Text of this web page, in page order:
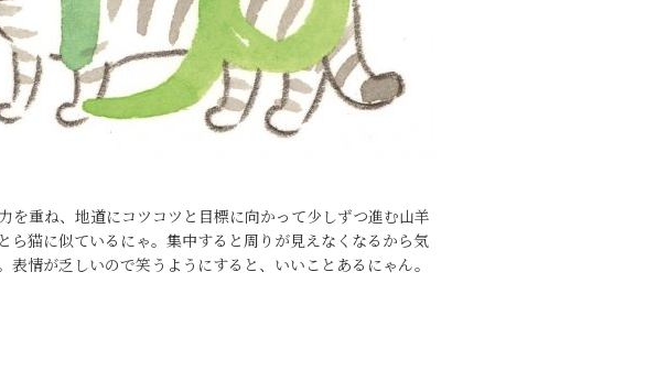
重ね、地道にコツコツと目標に向かって少しずつ進む山羊
ら猫に似ているにゃ。集中すると周りが見えなくなるから気
表情が乏しいので笑うようにすると、いいことあるにゃん。